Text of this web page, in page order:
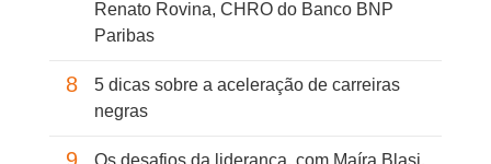
Renato Rovina, CHRO do Banco BNP
Paribas
8
5 dicas sobre a aceleração de carreiras
negras